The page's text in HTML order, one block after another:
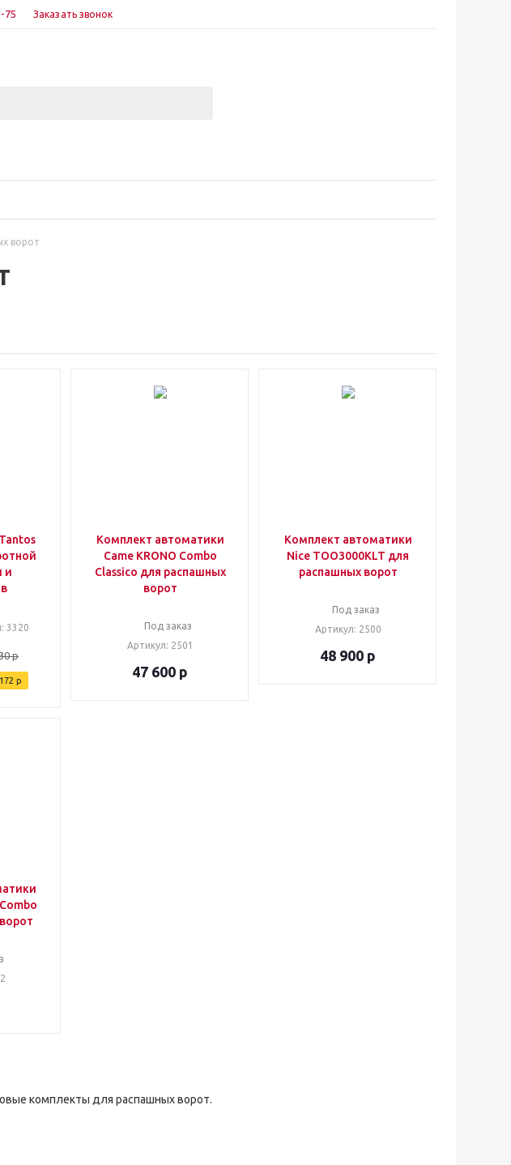
75 Заказать звонок
ворот
и
: 3320
р
172 р
Комплект автоматики
Came KRONO Combo
Classico для распашных
ворот
Под заказ
Артикул: 2501
47 600 р
Комплект автоматики
Nice TOO3000KLT для
распашных ворот
Под заказ
Артикул: 2500
48 900 р
комплекты для распашных ворот.